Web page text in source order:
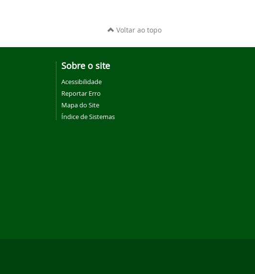
Voltar ao topo
Sobre o site
Acessibilidade
Reportar Erro
Mapa do Site
Índice de Sistemas